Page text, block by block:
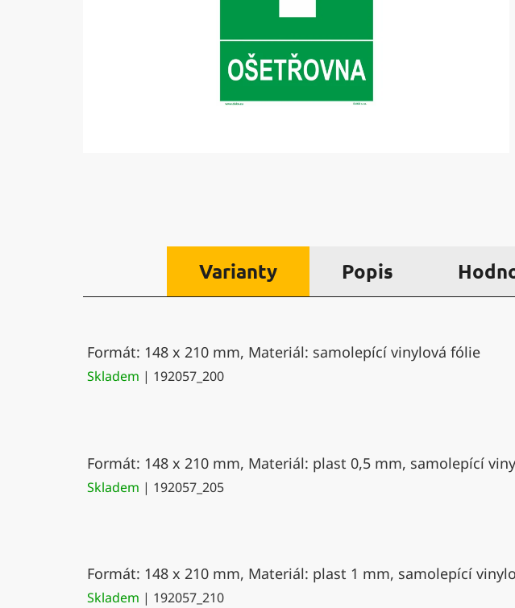
Varianty Popis
Formát: 148 x 210 mm, Materiál: samolepící vinylová fólie
Skladem | 192057_200
Formát: 148 x 210 mm, Materiál: plast 0,5 mm, samolepící
Skladem | 192057_205
Formát: 148 x 210 mm, Materiál: plast 1 mm, samolepící
Skladem | 192057_210